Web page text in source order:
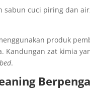
sabun cuci piring dan
produk
Kandungan zat kimia
.